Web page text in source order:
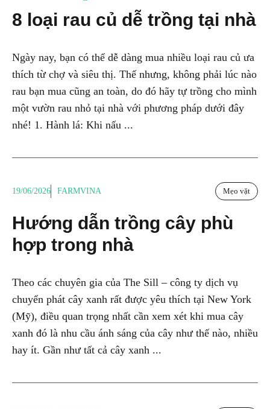
8 loại rau củ dễ trồng tại nhà
Ngày nay, bạn có thể dễ dàng mua nhiều loại rau củ ưa
thích từ chợ và siêu thị. Thế nhưng, không phải lúc nào
rau bạn mua cũng an toàn, do đó hãy tự trồng cho mình
một vườn rau nhỏ tại nhà với phương pháp dưới đây
nhé! 1. Hành lá: Khi nấu ...
19/06/2026 FARMVINA Mẹo vặt
Hướng dẫn trồng cây phù
hợp trong nhà
Theo các chuyên gia của The Sill – công ty dịch vụ
chuyển phát cây xanh rất được yêu thích tại New York
(Mỹ), điều quan trọng nhất cần xem xét khi mua cây
xanh đó là nhu cầu ánh sáng của cây như thế nào, nhiều
hay ít. Gần như tất cả cây xanh ...